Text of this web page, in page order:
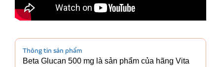
Thông tin sản phẩm
Beta Glucan 500 mg là sản phẩm của hãng Vita